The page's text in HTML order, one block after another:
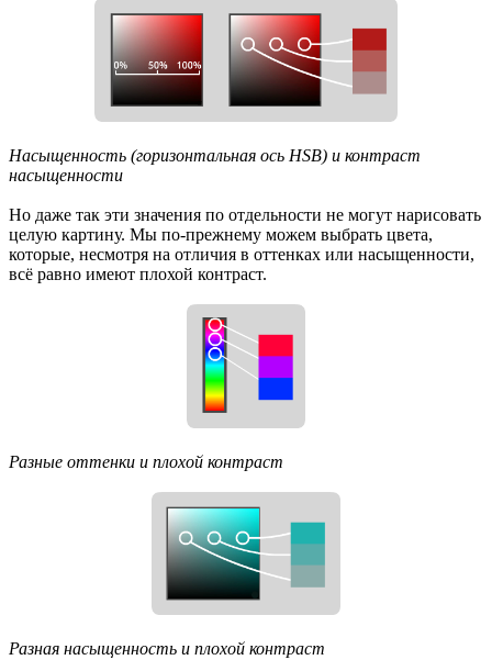
Насыщенность (горизонтальная ось HSB) и контраст
насыщенности
Но даже так эти значения по отдельности не могут нарисовать
целую картину. Мы по-прежнему можем выбрать цвета,
которые, несмотря на отличия в оттенках или насыщенности,
всё равно имеют плохой контраст.
Разные оттенки и плохой контраст
Разная насыщенность и плохой контраст